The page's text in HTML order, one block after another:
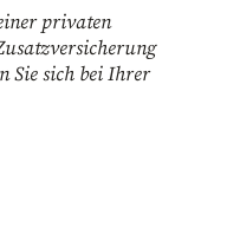
privaten
Sie sich bei Ihrer